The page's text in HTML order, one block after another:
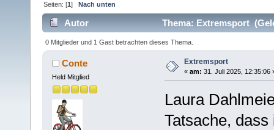
Seiten: [1]Nach unten
Autor Thema: Extremsport
0 Mitglieder und 1 Gast betrachten dieses Thema.
Conte
Held Mitglied
Extremsport
« am: 31. Juli 2025, 12:35:06
Laura
Tatsache,